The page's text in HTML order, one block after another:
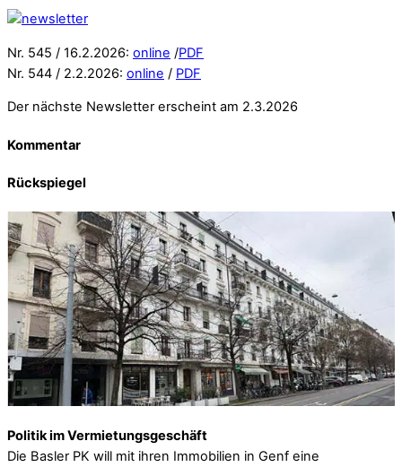
Nr. 545 / 16.2.2026: online /PDF
Nr. 544 / 2.2.2026: online / PDF
Der nächste Newsletter erscheint am 2.3.2026
Kommentar
Rückspiegel
Politik im Vermietungsgeschäft
Die Basler PK will mit ihren Immobilien in Genf eine